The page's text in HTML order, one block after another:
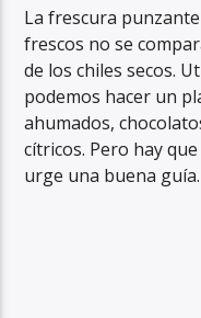
La frescura
frescos no se
de los chiles secos.
podemos hacer un
ahumados,
cítricos. Pero hay
urge una buena guía.